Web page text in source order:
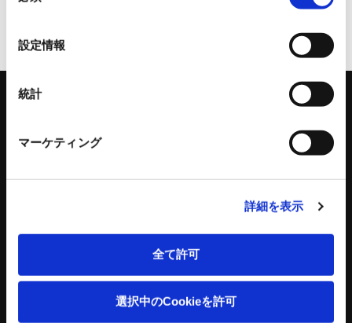
設定情報
統計
マーケティング
詳細を表示
全て許可
選択中のCookieを許可
コンクリートプラント
コンクリートプラント